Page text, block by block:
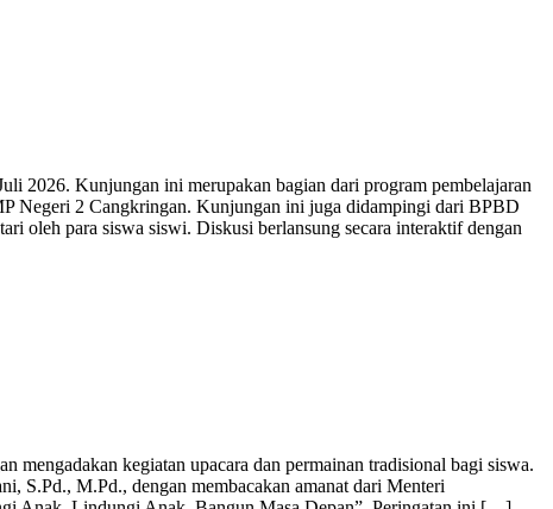
2026. Kunjungan ini merupakan bagian dari program pembelajaran
Negeri 2 Cangkringan. Kunjungan ini juga didampingi dari BPBD
oleh para siswa siswi. Diskusi berlansung secara interaktif dengan
kegiatan upacara dan permainan tradisional bagi siswa.
S.Pd., M.Pd., dengan membacakan amanat dari Menteri